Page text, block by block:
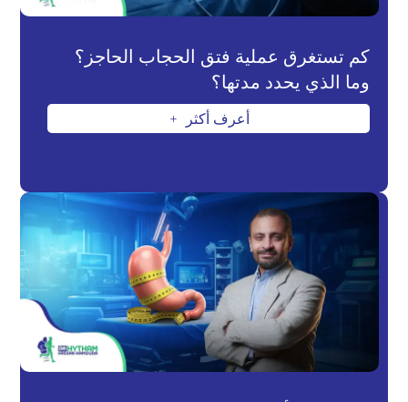
كم تستغرق عملية فتق الحجاب الحاجز؟
وما الذي يحدد مدتها؟
أعرف أكثر L